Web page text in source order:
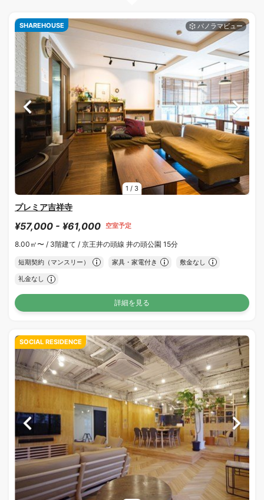
1 / 3
SHAREHOUSE
プレミア吉祥寺
¥57,000 - ¥61,000 空室予定
8.00㎡〜 / 3階建て / 京王井の頭線 井の頭公園 15分
短期契約（マンスリー） 家具・家電付き 敷金なし
礼金なし
詳細を見る
SOCIAL RESIDENCE